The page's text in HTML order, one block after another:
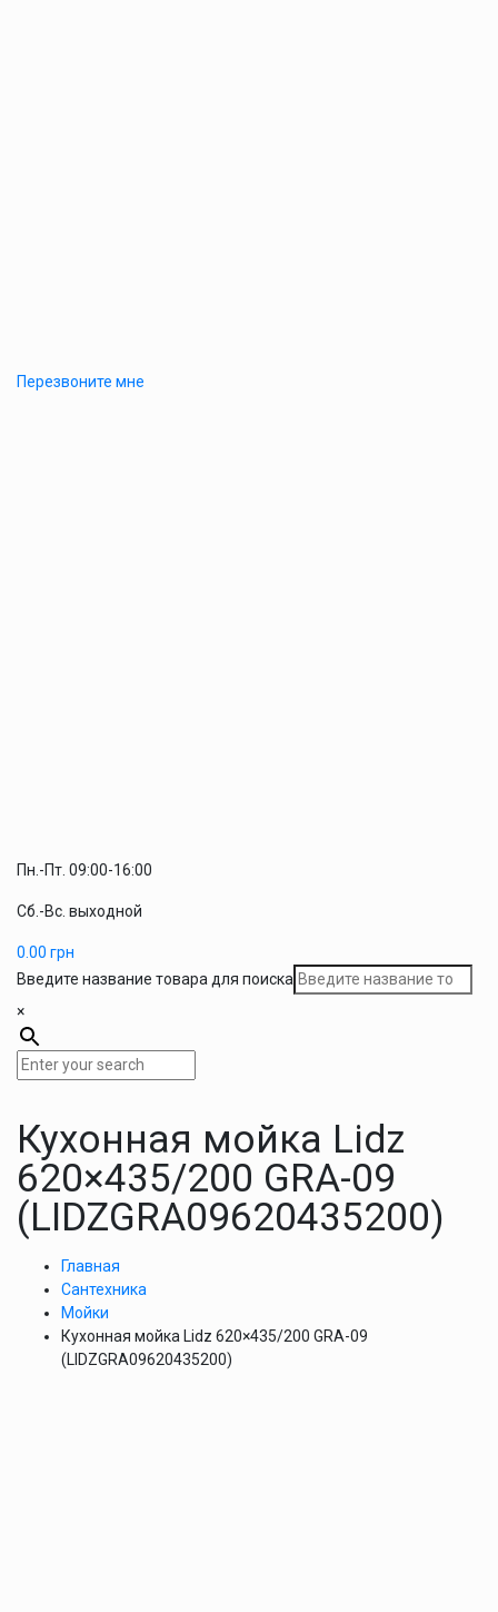
Перезвоните мне
Пн.-Пт. 09:00-16:00
Сб.-Вс. выходной
0.00 грн
Введите название товара для поиска
×
Кухонная мойка Lidz
620×435/200 GRA-09
(LIDZGRA09620435200)
Главная
Сантехника
Мойки
Кухонная мойка Lidz 620×435/200 GRA-09
(LIDZGRA09620435200)